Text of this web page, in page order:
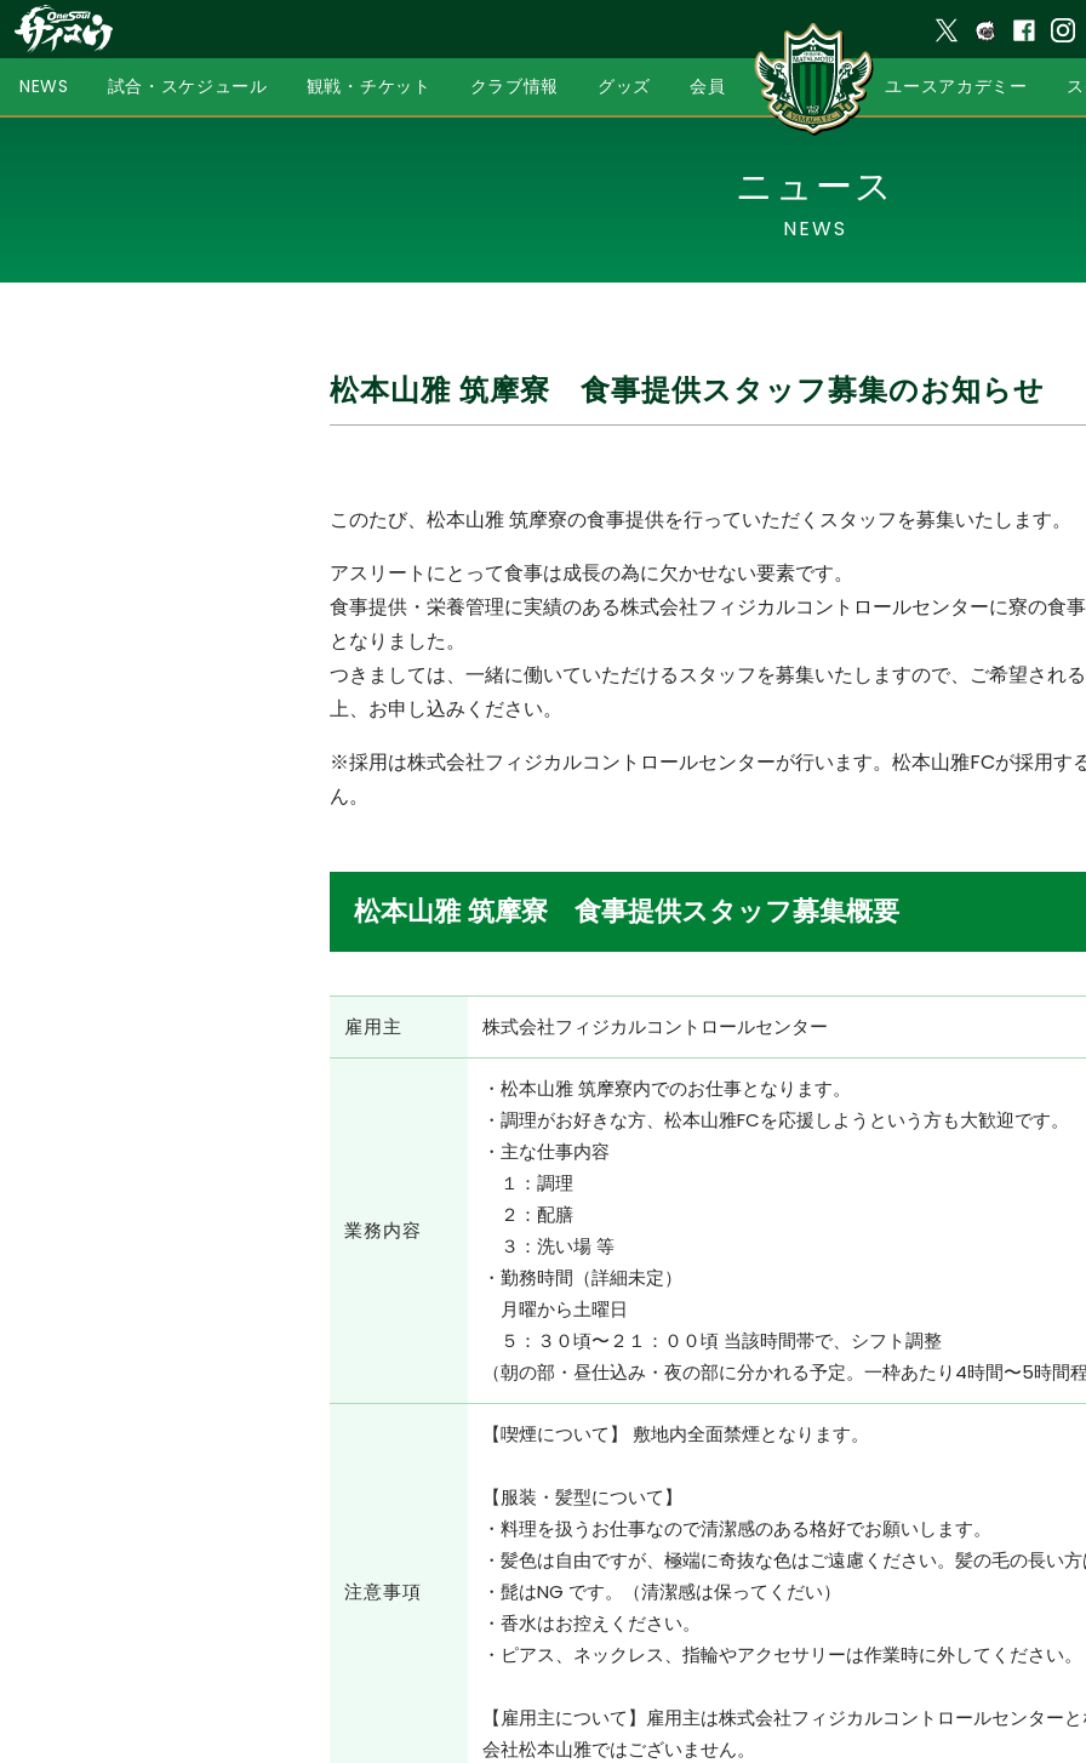
NEWS 試合・スケジュール 観戦・チケット クラブ情報 グッズ 会員 ユースアカデミー
ニュース
NEWS
松本⼭雅 筑摩寮 食事提供スタッフ募集のお知らせ
このたび、松本山雅 筑摩寮の食事提供を行っていただくスタッフを募集いたします。
アスリートにとって食事は成長の為に欠かせない要素です。
食事提供・栄養管理に実績のある株式会社フィジカルコントロールセンターに寮の食
となりました。
つきましては、一緒に働いていただけるスタッフを募集いたしますので、ご希望され
上、お申し込みください。
※採用は株式会社フィジカルコントロールセンターが行います。松本山雅FCが採用す
ん。
松本山雅 筑摩寮 食事提供スタッフ募集概要
雇用主 株式会社フィジカルコントロールセンター
業務内容
・松本⼭雅 筑摩寮内でのお仕事となります。
・調理がお好きな⽅、松本⼭雅FCを応援しようという⽅も⼤歓迎です。
・主な仕事内容
１：調理
２：配膳
３：洗い場 等
・勤務時間（詳細未定）
⽉曜から⼟曜⽇
５：３０頃〜２１：００頃 当該時間帯で、シフト調整
（朝の部・昼仕込み・夜の部に分かれる予定。⼀枠あたり4時間〜5時間程
注意事項
【喫煙について】 敷地内全⾯禁煙となります。
【服装・髪型について】
・料理を扱うお仕事なので清潔感のある格好でお願いします。
・髪⾊は⾃由ですが、極端に奇抜な⾊はご遠慮ください。髪の⽑の⻑い⽅
・髭はNG です。（清潔感は保ってくだい）
・⾹⽔はお控えください。
・ピアス、ネックレス、指輪やアクセサリーは作業時に外してください。
【雇⽤主について】雇⽤主は株式会社フィジカルコントロールセンター
会社松本⼭雅ではございません。